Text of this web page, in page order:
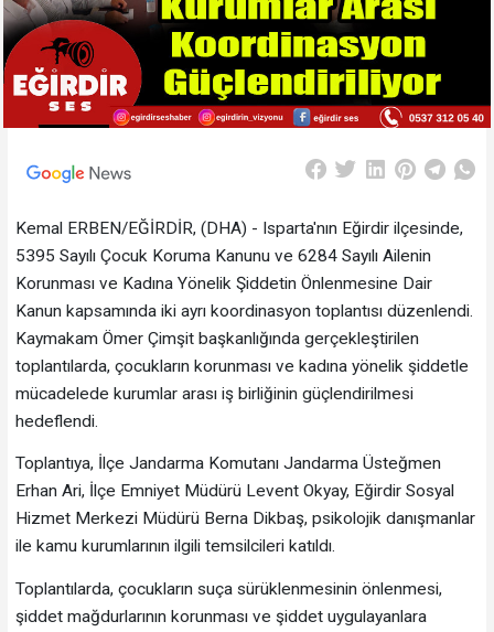
Kemal ERBEN/EĞİRDİR, (DHA) - Isparta'nın Eğirdir ilçesinde,
5395 Sayılı Çocuk Koruma Kanunu ve 6284 Sayılı Ailenin
Korunması ve Kadına Yönelik Şiddetin Önlenmesine Dair
Kanun kapsamında iki ayrı koordinasyon toplantısı düzenlendi.
Kaymakam Ömer Çimşit başkanlığında gerçekleştirilen
toplantılarda, çocukların korunması ve kadına yönelik şiddetle
mücadelede kurumlar arası iş birliğinin güçlendirilmesi
hedeflendi.
Toplantıya, İlçe Jandarma Komutanı Jandarma Üsteğmen
Erhan Ari, İlçe Emniyet Müdürü Levent Okyay, Eğirdir Sosyal
Hizmet Merkezi Müdürü Berna Dikbaş, psikolojik danışmanlar
ile kamu kurumlarının ilgili temsilcileri katıldı.
Toplantılarda, çocukların suça sürüklenmesinin önlenmesi,
şiddet mağdurlarının korunması ve şiddet uygulayanlara